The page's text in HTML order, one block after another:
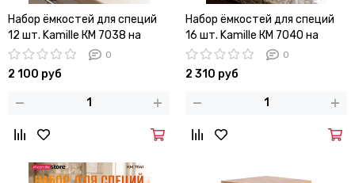
Набор ёмкостей для специй
12 шт. Kamille КМ 7038 на
круглой подставке0
2 100 руб
Набор ёмкостей для специй
16 шт. Kamille КМ 7040 на
круглой подставке из
нержавеющей стали
0
2 310 руб